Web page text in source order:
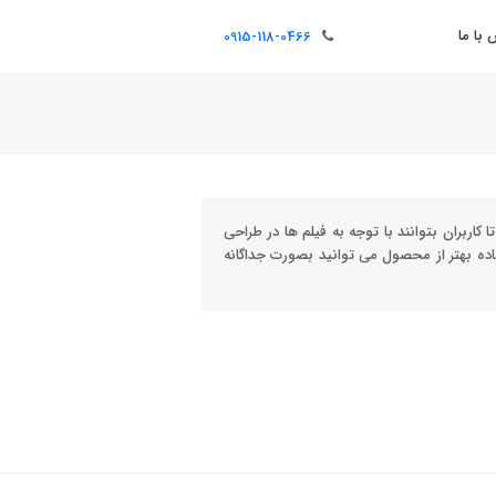
با ما 0915-118-0466
بتوانند با توجه به فیلم ها در طراحی
بهتر از محصول می توانید بصورت جداگانه